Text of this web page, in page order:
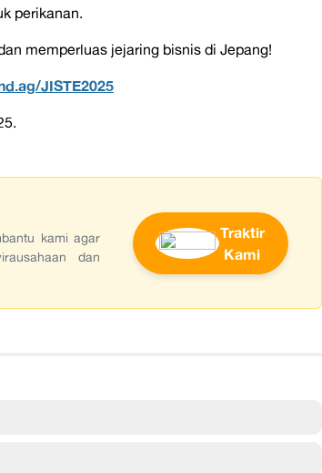
perikanan.
memperluas jejaring bisnis di Jepang!
JISTE2025
kami agar
dan
Traktir
Kami